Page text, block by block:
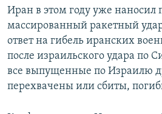
Иран в этом году уже наносил
массированный ракетный
ответ на гибель иранских
после израильского удара по
все выпущенные по Израилю
перехвачены или сбиты,